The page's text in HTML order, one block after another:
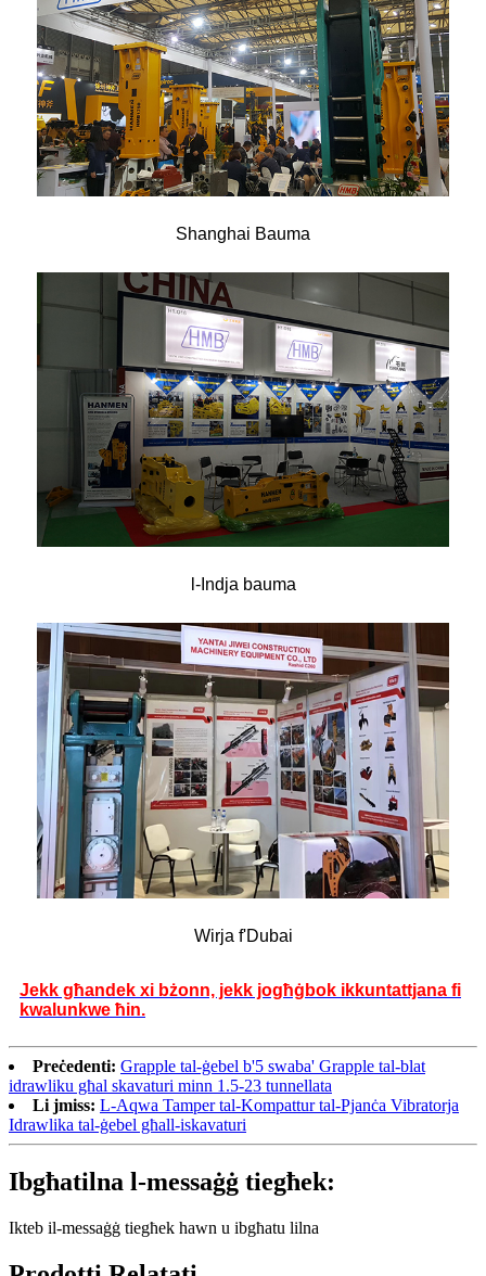
Shanghai Bauma
l-Indja bauma
Wirja f'Dubai
Jekk għandek xi bżonn, jekk jogħġbok ikkuntattjana fi
kwalunkwe ħin.
Preċedenti: Grapple tal-ġebel b'5 swaba' Grapple tal-blat
idrawliku għal skavaturi minn 1.5-23 tunnellata
Li jmiss: L-Aqwa Tamper tal-Kompattur tal-Pjanċa Vibratorja
Idrawlika tal-ġebel għall-iskavaturi
Ibgħatilna l-messaġġ tiegħek:
Ikteb il-messaġġ tiegħek hawn u ibgħatu lilna